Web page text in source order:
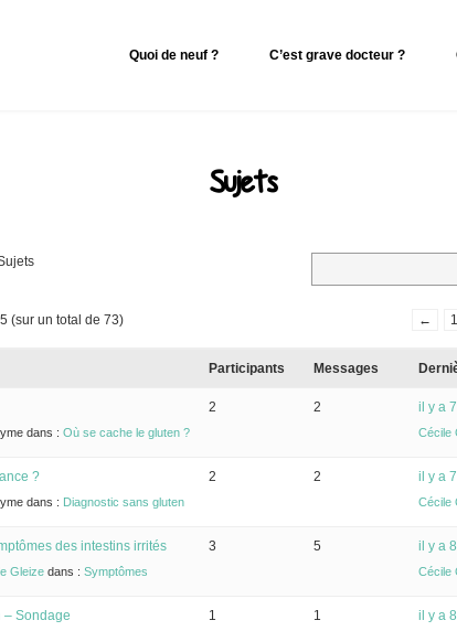
Quoi de neuf ? C’est grave docteur ?
Sujets
(sur un total de 73) ← 1
Participants Messages
dans : Où se cache le gluten ?
2 2 il y a
Cécile
?
dans : Diagnostic sans gluten
2 2 il y a
Cécile
des intestins irrités
Gleize dans : Symptômes
3 5 il y a
Cécile
– Sondage 1 1 il y a